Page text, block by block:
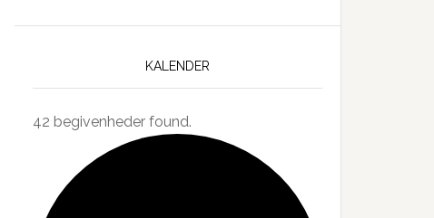
KALENDER
42 begivenheder found.